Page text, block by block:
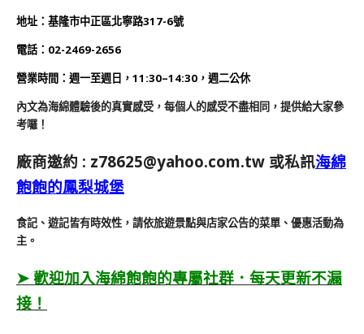
地址：基隆市中正區北寧路317-6號
電話：02-2469-2656
營業時間： 週一至週日 ，11:30–14:30，週二公休
內文為海綿體驗後的真實感受，每個人的感受不盡相同，提供給大家參
考囉！
廠商邀約 : z78625@yahoo.com.tw 或私訊海綿
飽飽的鳳梨城堡
食記、遊記皆有時效性，請依旅遊景點與店家公告的菜單、優惠活動為
主。
➤ 歡迎加入海綿飽飽的專屬社群．每天更新不漏
接！